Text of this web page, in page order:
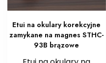
Etui na okulary korekcyjne
zamykane na magnes STHC-
93B brązowe